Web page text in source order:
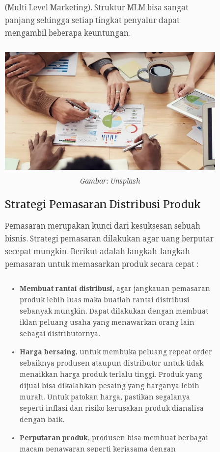
(Multi Level Marketing). Struktur MLM bisa sangat
panjang sehingga setiap tingkat penyalur dapat
mengambil beberapa keuntungan.
Gambar: Unsplash
Strategi Pemasaran Distribusi Produk
Pemasaran merupakan kunci dari kesuksesan sebuah
bisnis. Strategi pemasaran dilakukan agar uang berputar
secepat mungkin. Berikut adalah langkah-langkah
pemasaran untuk memasarkan produk secara cepat :
Membuat rantai distribusi, agar jangkauan pemasaran
produk lebih luas maka buatlah rantai distribusi
sebanyak mungkin. Dapat dilakukan dengan membuat
iklan peluang usaha yang menawarkan orang lain
sebagai distributornya.
Harga bersaing, untuk membuka peluang repeat order
sebaiknya produsen ataupun distributor untuk tidak
menaikkan harga produk terlalu tinggi. Produk yang
dijual bisa dikalahkan pesaing yang harganya lebih
murah. Untuk patokan harga, pastikan segalanya
seperti inflasi dan risiko kerusakan produk dianalisa
dengan baik.
Perputaran produk, produsen bisa membuat berbagai
macam penawaran seperti kerjasama dengan